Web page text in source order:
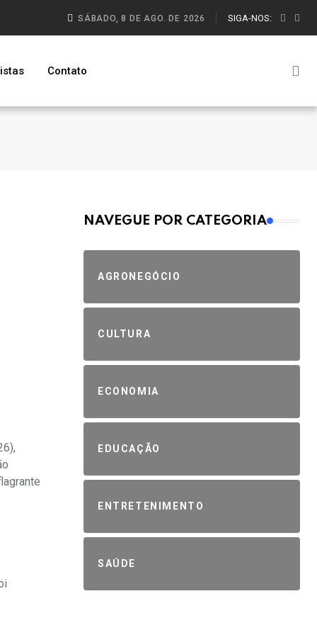
SÁBADO, 8 DE AGO. DE 2026 SIGA-NOS:
Contato
MAIS VISTOS
NAVEGUE POR CATEGORIA
AGRONEGÓCIO
CULTURA
ECONOMIA
EDUCAÇÃO
ENTRETENIMENTO
SAÚDE